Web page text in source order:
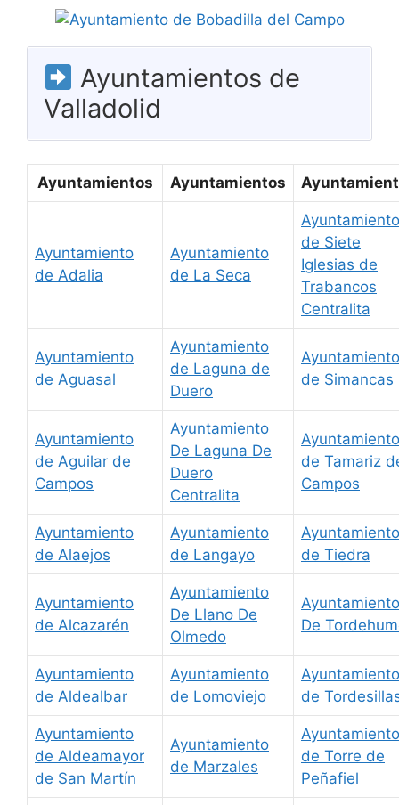
Ayuntamientos de
Valladolid
Ayuntamientos Ayuntamientos
Ayuntamiento
de Adalia
Ayuntamiento
de La Seca
Ayuntamiento
de Siete
Iglesias de
Trabancos
Centralita
Ayuntamiento
de Aguasal
Ayuntamiento
de Laguna de
Duero
Ayuntamiento
de Simancas
Ayuntamiento
de Aguilar de
Campos
Ayuntamiento
De Laguna De
Duero
Centralita
Ayuntamiento
de Tamariz
Campos
Ayuntamiento
de Alaejos
Ayuntamiento
de Langayo
Ayuntamiento
de Tiedra
Ayuntamiento
de Alcazarén
Ayuntamiento
De Llano De
Olmedo
Ayuntamiento
De
Ayuntamiento
de Aldealbar
Ayuntamiento
de Lomoviejo
Ayuntamiento
de
Ayuntamiento
de Aldeamayor
de San Martín
Ayuntamiento
de Marzales
Ayuntamiento
de Torre de
Peñafiel